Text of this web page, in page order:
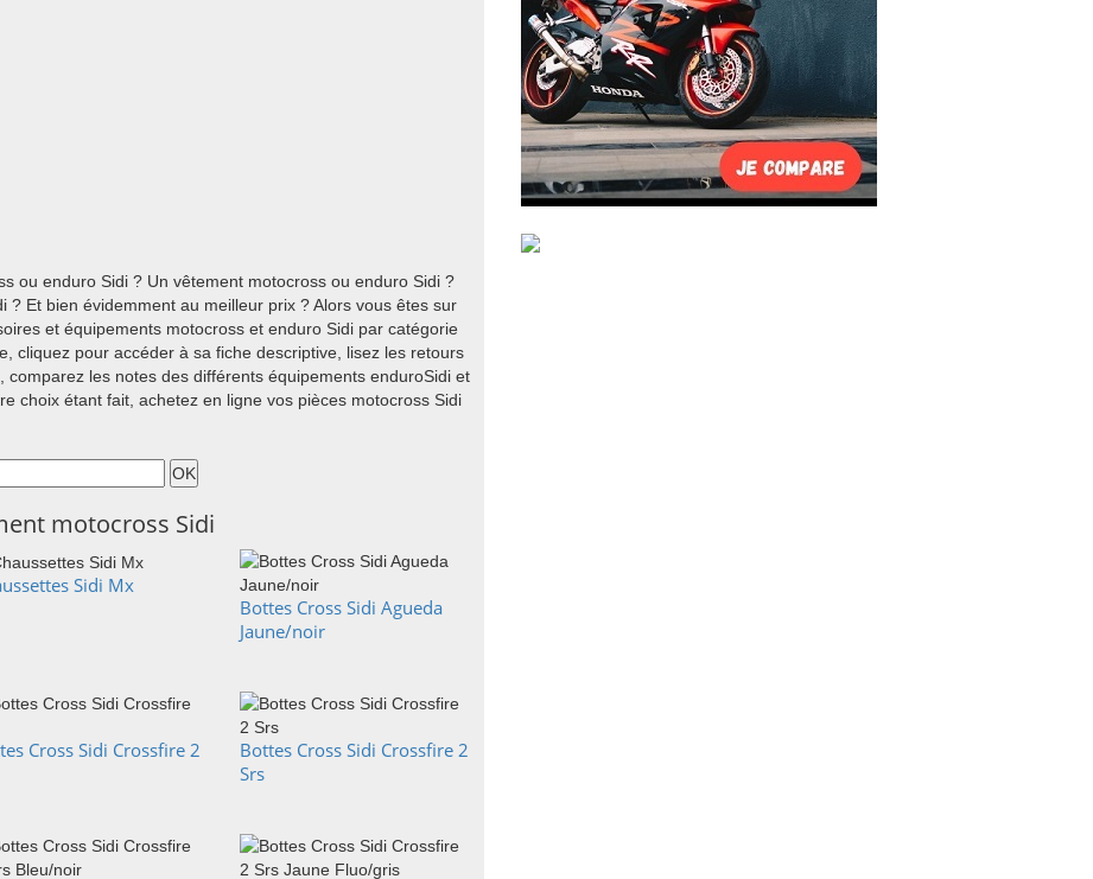
ou enduro Sidi ? Un vêtement motocross ou enduro Sidi ?
? Et bien évidemment au meilleur prix ? Alors vous êtes sur
et équipements motocross et enduro Sidi par catégorie
cliquez pour accéder à sa fiche descriptive, lisez les retours
les notes des différents équipements enduroSidi et
choix étant fait, achetez en ligne vos pièces motocross Sidi
motocross Sidi
Sidi Mx
Bottes Cross Sidi Agueda
Jaune/noir
Cross Sidi Crossfire 2
Bottes Cross Sidi Crossfire 2
Srs